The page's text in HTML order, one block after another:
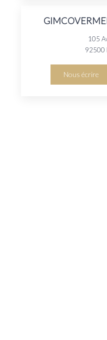
105
92500
Nous écrire